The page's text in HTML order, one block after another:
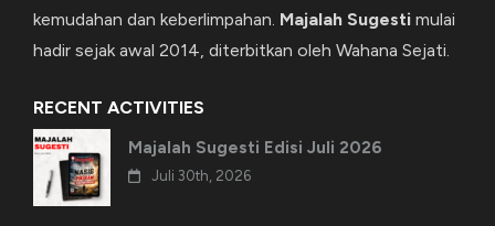
kemudahan dan keberlimpahan. Majalah Sugesti mulai
hadir sejak awal 2014, diterbitkan oleh Wahana Sejati.
RECENT ACTIVITIES
Majalah Sugesti Edisi Juli 2026
Juli 30th, 2026